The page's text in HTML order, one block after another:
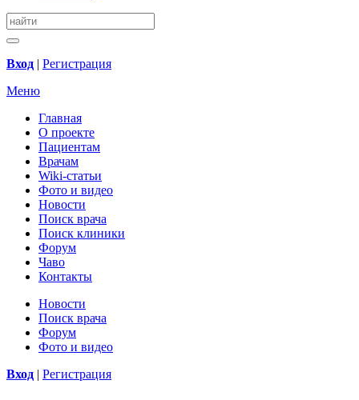
Вход | Регистрация
Меню
Главная
О проекте
Пациентам
Врачам
Wiki-статьи
Фото и видео
Новости
Поиск врача
Поиск клиники
Форум
Чаво
Контакты
Новости
Поиск врача
Форум
Фото и видео
Вход | Регистрация